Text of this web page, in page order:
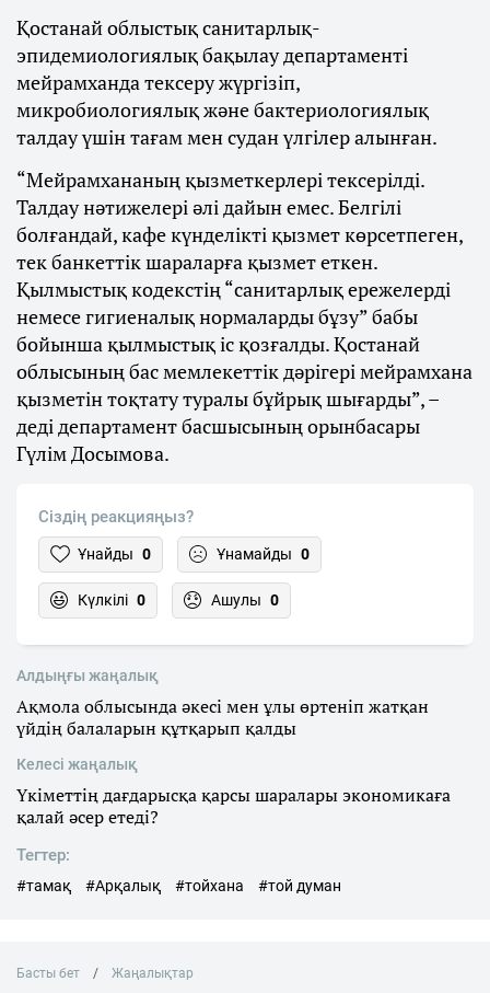
Қостанай облыстық санитарлық-
эпидемиологиялық бақылау департаменті
мейрамханда тексеру жүргізіп,
микробиологиялық және бактериологиялық
талдау үшін тағам мен судан үлгілер алынған.
“Мейрамхананың қызметкерлері тексерілді.
Талдау нәтижелері әлі дайын емес. Белгілі
болғандай, кафе күнделікті қызмет көрсетпеген,
тек банкеттік шараларға қызмет еткен.
Қылмыстық кодекстің “санитарлық ережелерді
немесе гигиеналық нормаларды бұзу” бабы
бойынша қылмыстық іс қозғалды. Қостанай
облысының бас мемлекеттік дәрігері мейрамхана
қызметін тоқтату туралы бұйрық шығарды”, –
деді департамент басшысының орынбасары
Гүлім Досымова.
Сіздің реакцияңыз?
Ұнайды 0 Ұнамайды 0
Күлкілі 0 Ашулы 0
Алдыңғы жаңалық
Ақмола облысында әкесі мен ұлы өртеніп жатқан
үйдің балаларын құтқарып қалды
Келесі жаңалық
Үкіметтің дағдарысқа қарсы шаралары экономикаға
қалай әсер етеді?
Тегтер:
#тамақ #Арқалық #тойхана #той думан
Басты бет Жаңалықтар